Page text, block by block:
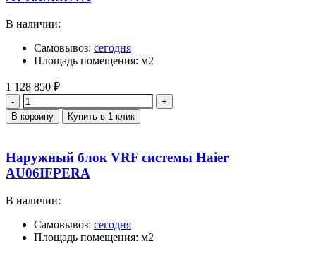
В наличии:
Самовывоз: сегодня
Площадь помещения: м2
1 128 850 ₽
Количество
В корзину Купить в 1 клик
Наружный блок VRF системы Haier
AU06IFPERA
В наличии:
Самовывоз: сегодня
Площадь помещения: м2